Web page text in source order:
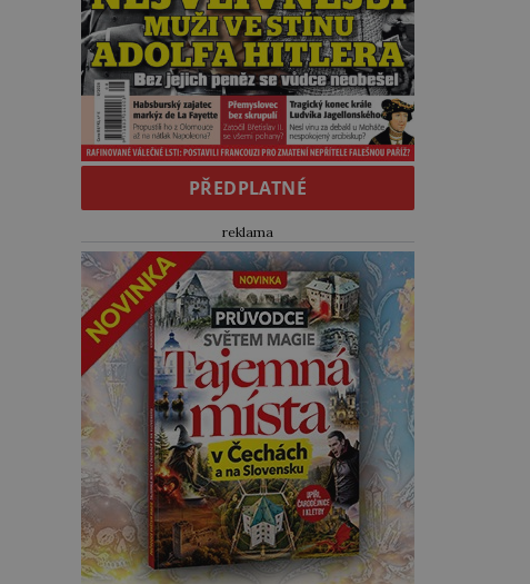
PŘEDPLATNÉ
reklama